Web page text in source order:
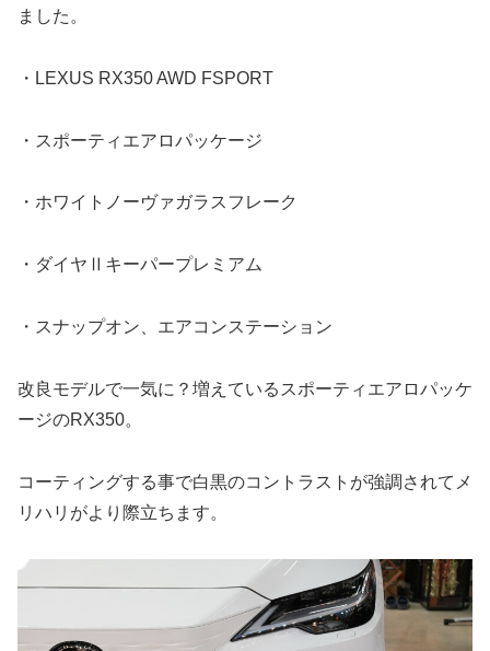
ました。
・LEXUS RX350 AWD FSPORT
・スポーティエアロパッケージ
・ホワイトノーヴァガラスフレーク
・ダイヤⅡキーパープレミアム
・スナップオン、エアコンステーション
改良モデルで一気に？増えているスポーティエアロパッケ
ージのRX350。
コーティングする事で白黒のコントラストが強調されてメ
リハリがより際立ちます。